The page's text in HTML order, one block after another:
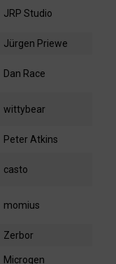
JRP Studio
Jürgen Priewe
Dan Race
wittybear
Peter Atkins
casto
momius
Zerbor
Microgen